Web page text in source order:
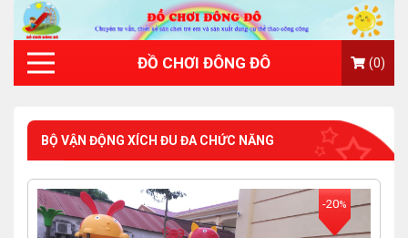
ĐỒ CHƠI ĐÔNG ĐÔ (0)
BỘ VẬN ĐỘNG XÍCH ĐU ĐA CHỨC NĂNG
-20%